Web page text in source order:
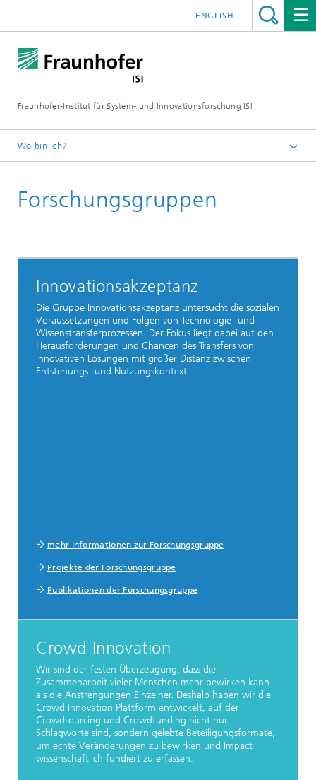
Fraunhofer-Institut für System- und Innovationsforschung ISI
ENGLISH
Wo bin ich?
Abteilungen
Forschungsgruppen
Innovationsakzeptanz
Die Gruppe Innovationsakzeptanz untersucht die sozialen
Voraussetzungen und Folgen von Technologie- und
Wissenstransferprozessen. Der Fokus liegt dabei auf den
Herausforderungen und Chancen des Transfers von
innovativen Lösungen mit großer Distanz zwischen
Entstehungs- und Nutzungskontext.
mehr Informationen zur Forschungsgruppe
Projekte der Forschungsgruppe
Publikationen der Forschungsgruppe
Crowd Innovation
Wir sind der festen Überzeugung, dass die
Zusammenarbeit vieler Menschen mehr bewirken kann
als die Anstrengungen Einzelner. Deshalb haben wir die
Crowd Innovation Plattform entwickelt, auf der
Crowdsourcing und Crowdfunding nicht nur
Schlagworte sind, sondern gelebte Beteiligungsformate,
um echte Veränderungen zu bewirken und Impact
wissenschaftlich fundiert zu erfassen.